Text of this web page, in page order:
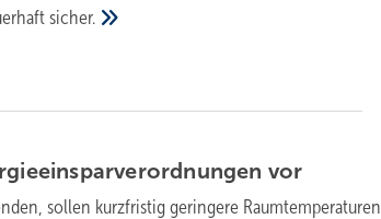
sicher.
vor
sollen kurzfristig geringere Raumtemperaturen